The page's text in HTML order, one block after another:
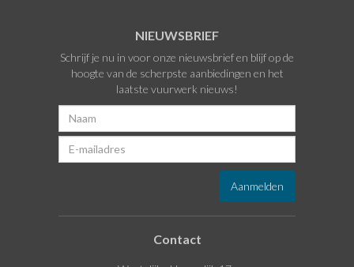
NIEUWSBRIEF
Schrijf je nu in voor onze nieuwsbrief en blijf op de
hoogte van de scherpste aanbiedingen en het
laatste vuurwerk nieuws!
Contact